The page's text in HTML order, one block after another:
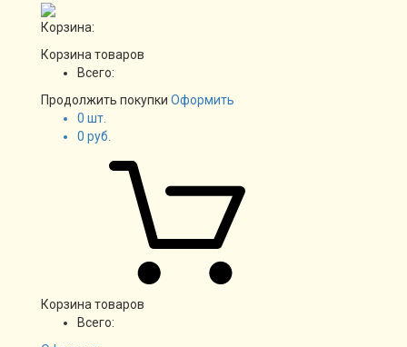
Корзина:
Корзина товаров
Всего:
Продолжить покупки Оформить
0 шт.
0 руб.
Корзина товаров
Всего: